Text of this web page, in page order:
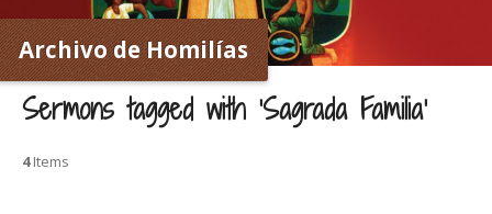
Archivo de Homilías
Sermons tagged with ‘Sagrada Familia’
4Items